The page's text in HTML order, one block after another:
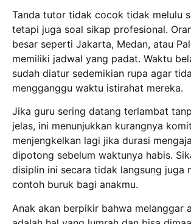
Tanda tutor tidak cocok tidak melulu
tetapi juga soal sikap profesional.
besar seperti Jakarta, Medan, atau
memiliki jadwal yang padat. Waktu
sudah diatur sedemikian rupa agar
mengganggu waktu istirahat mereka.
Jika guru sering datang terlambat
jelas, ini menunjukkan kurangnya
menjengkelkan lagi jika durasi
dipotong sebelum waktunya habis.
disiplin ini secara tidak langsung juga
contoh buruk bagi anakmu.
Anak akan berpikir bahwa melanggar